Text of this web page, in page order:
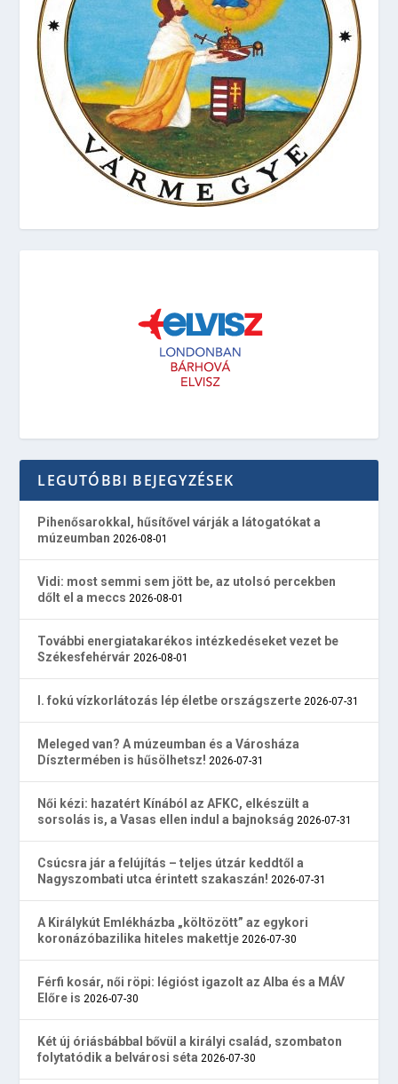
LEGUTÓBBI BEJEGYZÉSEK
Pihenősarokkal, hűsítővel várják a látogatókat a
múzeumban 2026-08-01
Vidi: most semmi sem jött be, az utolsó percekben
dőlt el a meccs 2026-08-01
További energiatakarékos intézkedéseket vezet be
Székesfehérvár 2026-08-01
I. fokú vízkorlátozás lép életbe országszerte 2026-07-31
Meleged van? A múzeumban és a Városháza
Dísztermében is hűsölhetsz! 2026-07-31
Női kézi: hazatért Kínából az AFKC, elkészült a
sorsolás is, a Vasas ellen indul a bajnokság 2026-07-31
Csúcsra jár a felújítás – teljes útzár keddtől a
Nagyszombati utca érintett szakaszán! 2026-07-31
A Királykút Emlékházba „költözött” az egykori
koronázóbazilika hiteles makettje 2026-07-30
Férfi kosár, női röpi: légióst igazolt az Alba és a MÁV
Előre is 2026-07-30
Két új óriásbábbal bővül a királyi család, szombaton
folytatódik a belvárosi séta 2026-07-30